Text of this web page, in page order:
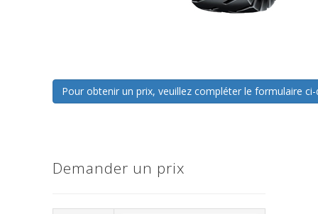
Pour obtenir un prix, veuillez compléter le formulaire
Demander un prix